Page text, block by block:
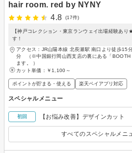
hair room. red by NYNY
4.8
(17件)
【神戸コレクション・東京ランウェイ出場経験あり
す！
アクセス：JR山陽本線 北長瀬駅 南口より徒歩15
分 （※中国銀行岡山西支店の裏にある「BOOTH
ます。 ）
カット単価： ￥1,100～
ポイントが貯まる・使える 楽天ペイアプリ対応
スペシャルメニュー
初回 【お悩み改善】デザインカット
すべてのスペシャルメニ